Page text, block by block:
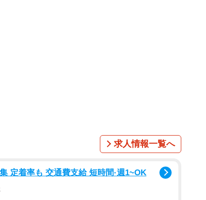
求人情報一覧へ
定着率も 交通費支給 短時間·週1~OK